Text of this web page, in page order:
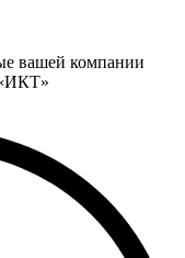
вашей компании